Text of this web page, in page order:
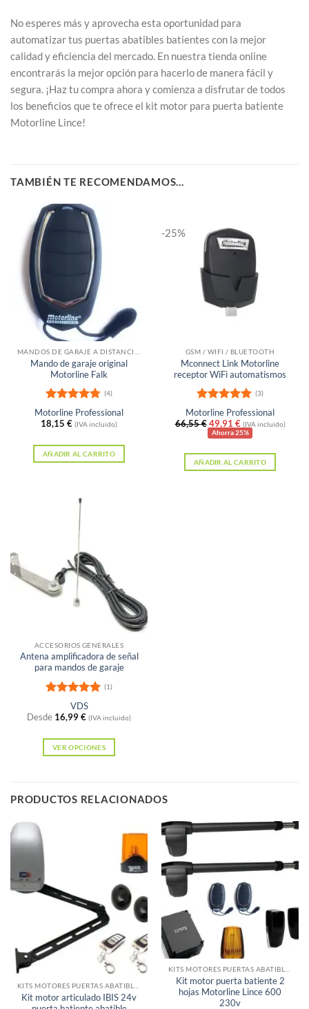
No esperes más y aprovecha esta oportunidad para
automatizar tus puertas abatibles batientes con la mejor
calidad y eficiencia del mercado. En nuestra tienda online
encontrarás la mejor opción para hacerlo de manera fácil y
segura. ¡Haz tu compra ahora y comienza a disfrutar de todos
los beneficios que te ofrece el kit motor para puerta batiente
Motorline Lince!
TAMBIÉN TE RECOMENDAMOS…
Mando de garaje original
Motorline Falk
Valorado
con4.75
de 5
(4)
Motorline Professional
18,15 € (IVA incluido)
AÑADIR AL CARRITO
-25%
GSM / WIFI / BLUETOOTH
Mconnect Link Motorline
receptor WiFi automatismos
Valorado
con5de 5
(3)
Motorline Professional
66,55€ El
precio
era:
66,55 €.
49,91 €El
precio
es:
49,91 €.
(IVA incluido)
Ahorra 25%
AÑADIR AL CARRITO
ACCESORIOS GENERALES
Antena amplificadora de señal
para mandos de garaje
Valorado
con 5de 5
(1)
VDS
Desde 16,99€ (IVA incluido)
VER OPCIONES
tiene
variantes.
pueden
elegir
en
página
producto
PRODUCTOS RELACIONADOS
Sin existencias
Kit motor articulado IBIS 24v
Kit motor puerta batiente 2
hojas Motorline Lince 600
230v